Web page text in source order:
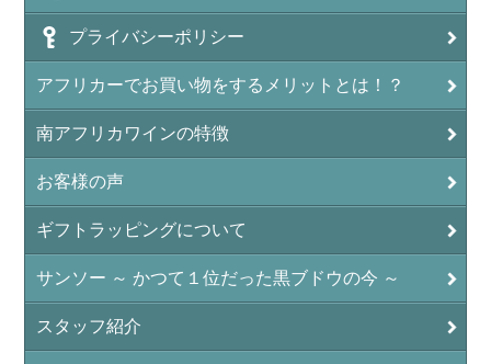
プライバシーポリシー
アフリカーでお買い物をするメリットとは！？
南アフリカワインの特徴
お客様の声
ギフトラッピングについて
サンソー ～ かつて１位だった黒ブドウの今 ～
スタッフ紹介